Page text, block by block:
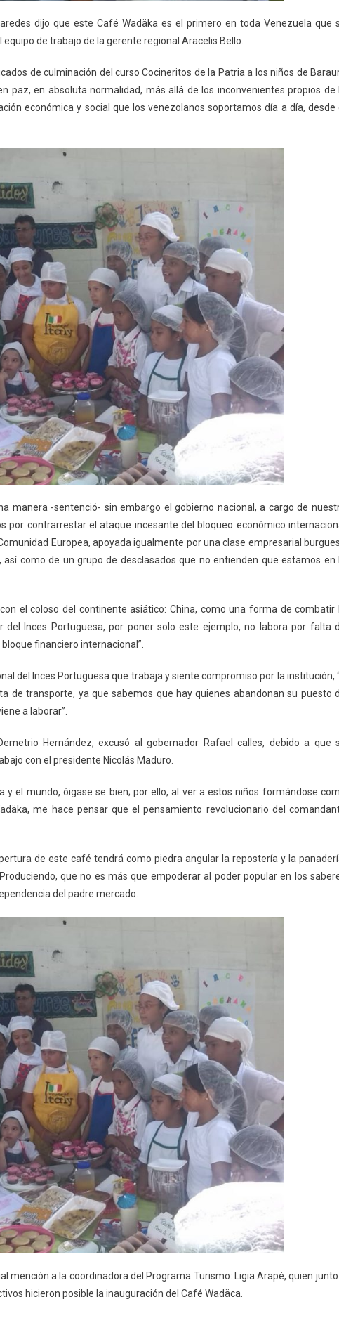
dijo que este Café Wadäka es el primero en toda Venezuela que
de trabajo de la gerente regional Aracelis Bello.
de culminación del curso Cocineritos de la Patria a los niños de
paz, en absoluta normalidad, más allá de los inconvenientes propios de
económica y social que los venezolanos soportamos día a día, desde
manera -sentenció- sin embargo el gobierno nacional, a cargo de
por contrarrestar el ataque incesante del bloqueo económico
Europea, apoyada igualmente por una clase empresarial
como de un grupo de desclasados que no entienden que estamos en
el coloso del continente asiático: China, como una forma de combatir
del Inces Portuguesa, por poner solo este ejemplo, no labora por falta
financiero internacional”.
del Inces Portuguesa que trabaja y siente compromiso por la institución,
de transporte, ya que sabemos que hay quienes abandonan su puesto
a laborar”.
Hernández, excusó al gobernador Rafael calles, debido a que
con el presidente Nicolás Maduro.
y el mundo, óigase se bien; por ello, al ver a estos niños formándose
me hace pensar que el pensamiento revolucionario del
de este café tendrá como piedra angular la repostería y la
que no es más que empoderar al poder popular en los
del padre mercado.
mención a la coordinadora del Programa Turismo: Ligia Arapé, quien
hicieron posible la inauguración del Café Wadäca.